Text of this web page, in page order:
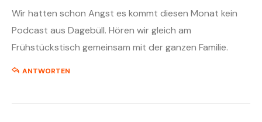
Wir hatten schon Angst es kommt diesen Monat kein
Podcast aus Dagebüll. Hören wir gleich am
Frühstückstisch gemeinsam mit der ganzen Familie.
ANTWORTEN